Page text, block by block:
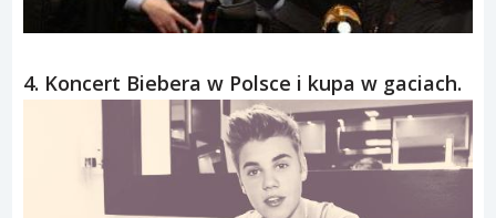
4. Koncert Biebera w Polsce i kupa w gaciach.